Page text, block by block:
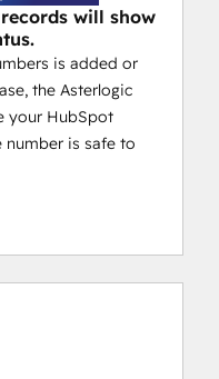
will show
is added or
the Asterlogic
your HubSpot
is safe to